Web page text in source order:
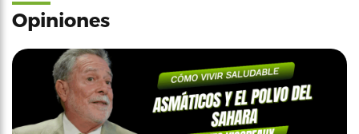
Opiniones